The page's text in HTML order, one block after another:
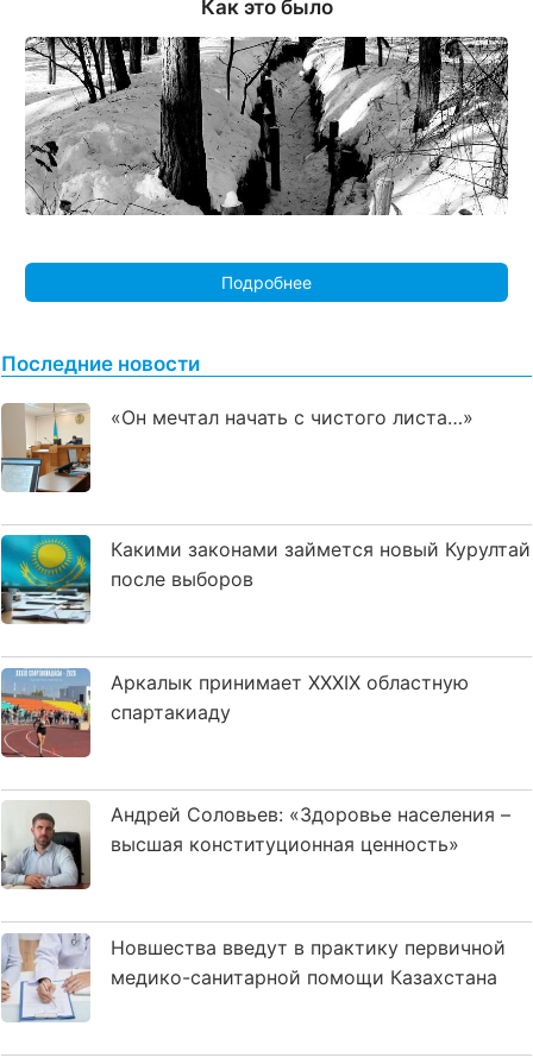
Как это было
Подробнее
Последние новости
«Он мечтал начать с чистого листа…»
Какими законами займется новый Курултай
после выборов
Аркалык принимает XXXIX областную
спартакиаду
Андрей Соловьев: «Здоровье населения –
высшая конституционная ценность»
Новшества введут в практику первичной
медико-санитарной помощи Казахстана